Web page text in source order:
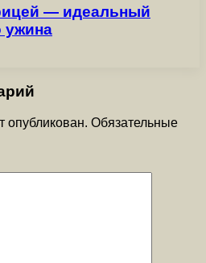
— идеальный
ужина
опубликован. Обязательные